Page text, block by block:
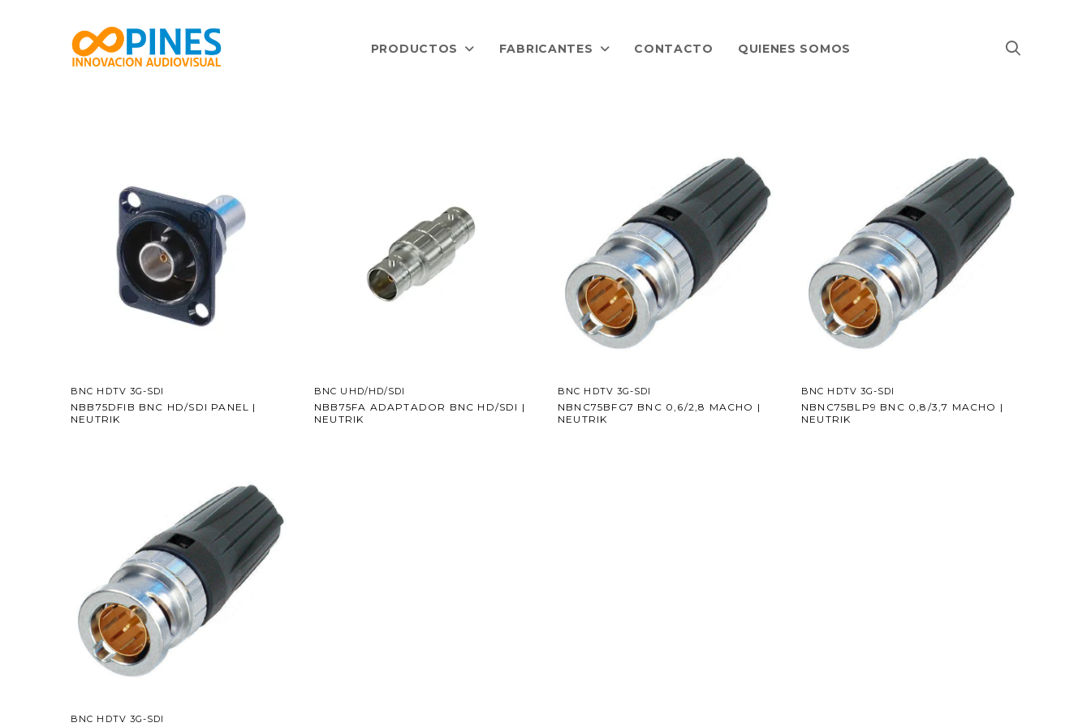
PRODUCTOS FABRICANTES CONTACTO QUIENES SOMOS
BNC HDTV 3G-SDI
NBB75DFIB BNC HD/SDI PANEL |
NEUTRIK
BNC UHD/HD/SDI
NBB75FA ADAPTADOR BNC HD/SDI |
NEUTRIK
BNC HDTV 3G-SDI
NBNC75BFG7 BNC 0,6/2,8 MACHO |
NEUTRIK
BNC HDTV 3G-SDI
NBNC75BLP9 BNC 0,8/3,7 MACHO |
NEUTRIK
BNC HDTV 3G-SDI